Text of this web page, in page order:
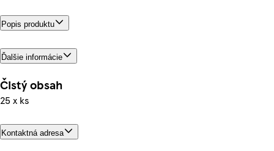
Popis produktu
Ďalšie informácie
Čistý obsah
25 x ks
Kontaktná adresa